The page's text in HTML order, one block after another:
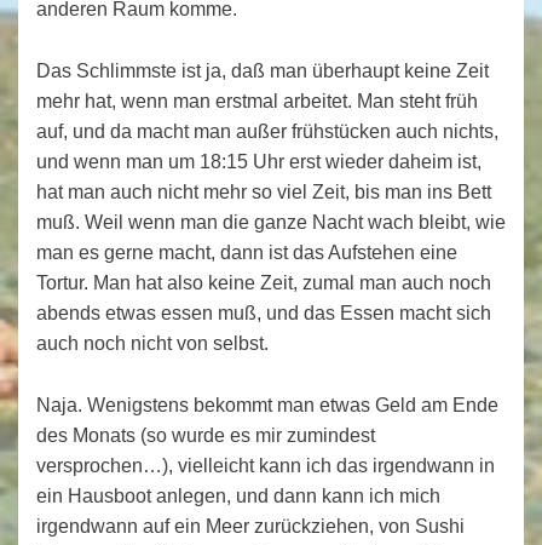
anderen Raum komme.
Das Schlimmste ist ja, daß man überhaupt keine Zeit
mehr hat, wenn man erstmal arbeitet. Man steht früh
auf, und da macht man außer frühstücken auch nichts,
und wenn man um 18:15 Uhr erst wieder daheim ist,
hat man auch nicht mehr so viel Zeit, bis man ins Bett
muß. Weil wenn man die ganze Nacht wach bleibt, wie
man es gerne macht, dann ist das Aufstehen eine
Tortur. Man hat also keine Zeit, zumal man auch noch
abends etwas essen muß, und das Essen macht sich
auch noch nicht von selbst.
Naja. Wenigstens bekommt man etwas Geld am Ende
des Monats (so wurde es mir zumindest
versprochen…), vielleicht kann ich das irgendwann in
ein Hausboot anlegen, und dann kann ich mich
irgendwann auf ein Meer zurückziehen, von Sushi